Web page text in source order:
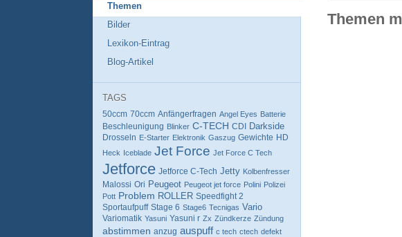
Themen
Bilder
Lexikon-Eintrag
Blog-Artikel
TAGS
50ccm 70ccm Anfängerfragen Angel Eyes Batterie
Beschleunigung Blinker C-TECH CDI Darkside
Drosseln E-Starter Elektronik Gaszug Gewichte HD
Heck Iceblade Jet Force Jet Force C Tech
Jetforce Jetforce C-Tech Jetty Kolbenfresser
Malossi Ori Peugeot Peugeot jet force Polini Polizei
Pott Problem ROLLER Speedfight 2
Sportaufpuff Stage 6 Stage6 Tecnigas Vario
Variomatik Yasuni Yasuni r Zx Zündkerze Zündung
abstimmen anzug auspuff c tech ctech defekt
Themen